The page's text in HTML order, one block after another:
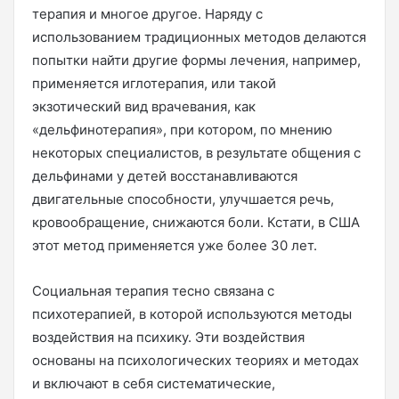
терапия и многое другое. Наряду с
использованием традиционных методов делаются
попытки найти другие формы лечения, например,
применяется иглотерапия, или такой
экзотический вид врачевания, как
«дельфинотерапия», при котором, по мнению
некоторых специалистов, в результате общения с
дельфинами у детей восстанавливаются
двигательные способности, улучшается речь,
кровообращение, снижаются боли. Кстати, в США
этот метод применяется уже более 30 лет.
Социальная терапия тесно связана с
психотерапией, в которой используются методы
воздействия на психику. Эти воздействия
основаны на психологических теориях и методах
и включают в себя систематические,